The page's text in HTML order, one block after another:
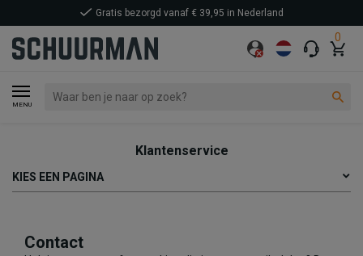
0
MENU
Gratis bezorgd vanaf € 39,95 in Nederland
Klantenservice
KIES EEN PAGINA
Contact